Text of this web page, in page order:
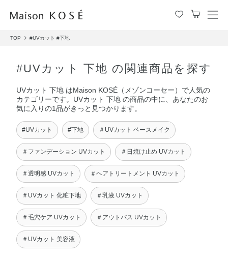
メ
TOP #UVカット #下地
#UVカット 下地 の関連商品を探す
UVカット 下地 はMaison KOSÉ（メゾンコーセー）で人気の
カテゴリーです。UVカット 下地 の商品の中に、あなたのお
気に入りの1品がきっと見つかります。
#UVカット #下地 ＃UVカット ベースメイク
＃ファンデーション UVカット ＃日焼け止め UVカット
＃透明感 UVカット ＃ヘアトリートメント UVカット
＃UVカット 化粧下地 ＃乳液 UVカット
＃毛穴ケア UVカット ＃アウトバス UVカット
＃UVカット 美容液